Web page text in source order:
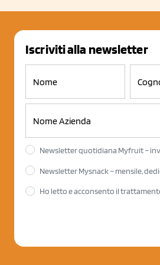
Iscriviti alla newsletter
Newsletter quotidiana Myfruit –
Newsletter Mysnack – mensile,
Ho letto e acconsento il